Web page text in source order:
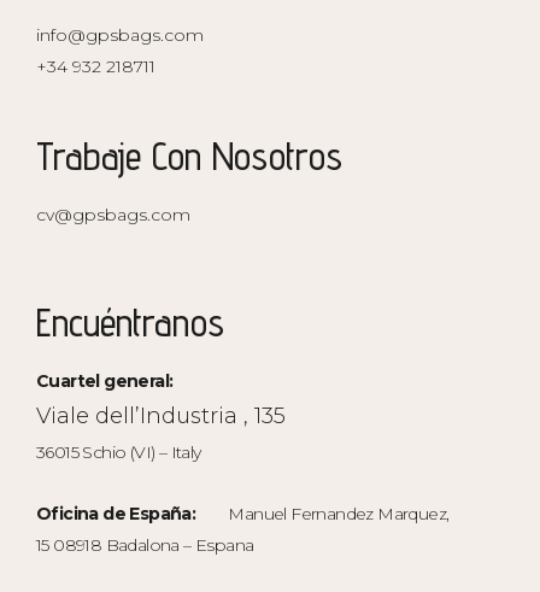
info@gpsbags.com
+34 932 218711
Trabaje Con Nosotros
cv@gpsbags.com
Encuéntranos
Cuartel general:
Viale dell’Industria , 135
36015 Schio (VI) – Italy
Oficina de España:Manuel Fernandez Marquez,
15 08918 Badalona – Espana